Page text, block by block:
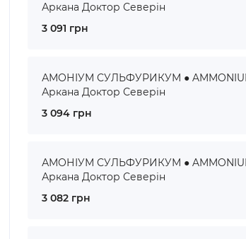
Аркана Доктор Северін
3 091 грн
АМОНІУМ СУЛЬФУРИКУМ ● AMMONIUM
Аркана Доктор Северін
3 094 грн
АМОНІУМ СУЛЬФУРИКУМ ● AMMONIUM
Аркана Доктор Северін
3 082 грн